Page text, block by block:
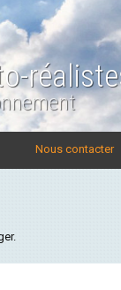
Nous contacter